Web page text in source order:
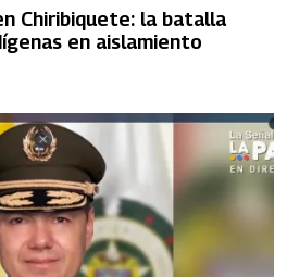
Chiribiquete: la batalla
en aislamiento